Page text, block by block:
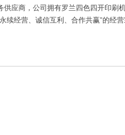
供应商，公司拥有罗兰四色四开印刷
经营、诚信互利、合作共赢”的经